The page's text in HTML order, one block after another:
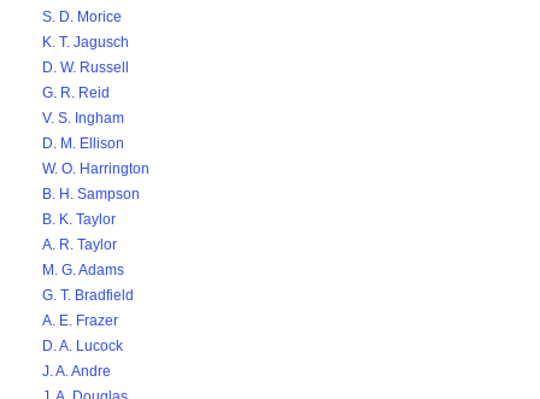
S. D. Morice
K. T. Jagusch
D. W. Russell
G. R. Reid
V. S. Ingham
D. M. Ellison
W. O. Harrington
B. H. Sampson
B. K. Taylor
A. R. Taylor
M. G. Adams
G. T. Bradfield
A. E. Frazer
D. A. Lucock
J. A. Andre